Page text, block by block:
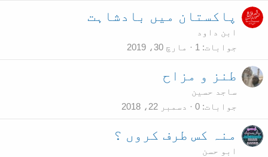
پاکستان میں بادشاہت
ابن داود
جوابات
1 مارچ 30، 2019
طنز و مزاح
ساجد حسین
جوابات 0 دسمبر 22، 2018
منہ کس طرف کروں ؟
ابو حسن